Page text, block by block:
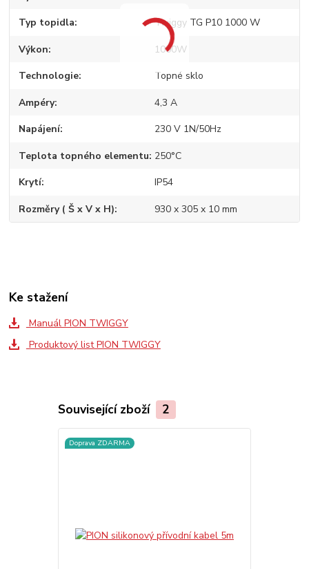
Typ topidla Twiggy TG P10 1000 W
Výkon 1000W
Technologie Topné sklo
Ampéry 4,3 A
Napájení 230 V 1N/50Hz
Teplota topného elementu 250°C
Krytí IP54
Rozměry ( Š x V x H) 930 x 305 x 10 mm
Ke stažení
Manuál PION TWIGGY
Produktový list PION TWIGGY
Související zboží 2
Doprava ZDARMA